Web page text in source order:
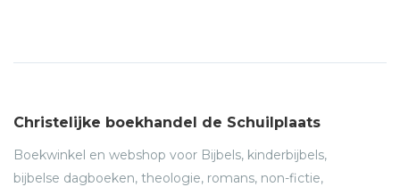
Christelijke boekhandel de Schuilplaats
Boekwinkel en webshop voor Bijbels, kinderbijbels,
bijbelse dagboeken, theologie, romans, non-fictie,